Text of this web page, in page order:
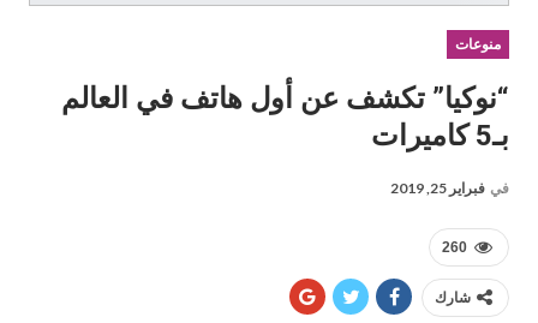
منوعات
“نوكيا” تكشف عن أول هاتف في العالم
بـ5 كاميرات
في فبراير 25, 2019
260
شارك